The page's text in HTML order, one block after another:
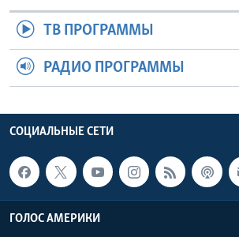
ТВ ПРОГРАММЫ
РАДИО ПРОГРАММЫ
СОЦИАЛЬНЫЕ СЕТИ
ГОЛОС АМЕРИКИ